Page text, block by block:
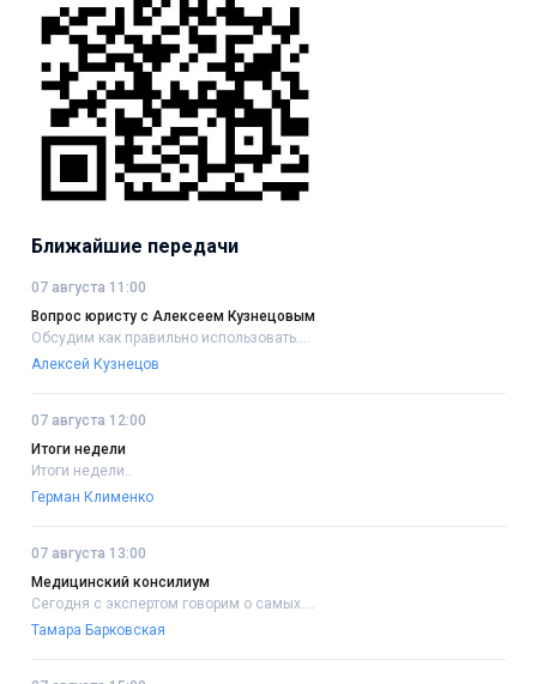
Ближайшие передачи
07 августа 11:00
Вопрос юристу с Алексеем Кузнецовым
Обсудим как правильно использовать....
Алексей Кузнецов
07 августа 12:00
Итоги недели
Итоги недели..
Герман Клименко
07 августа 13:00
Медицинский консилиум
Сегодня с экспертом говорим о самых....
Тамара Барковская